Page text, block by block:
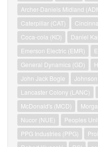
Archer-Daniels Midland
Caterpillar (CAT)
Coca-cola (KO)
Daniel
Emerson Electric (EMR)
General Dynamics (GD)
John Jack Bogle
Lancaster Colony (LANC)
McDonald's (MCD)
Nucor (NUE)
Peoples
PPG Industries (PPG)